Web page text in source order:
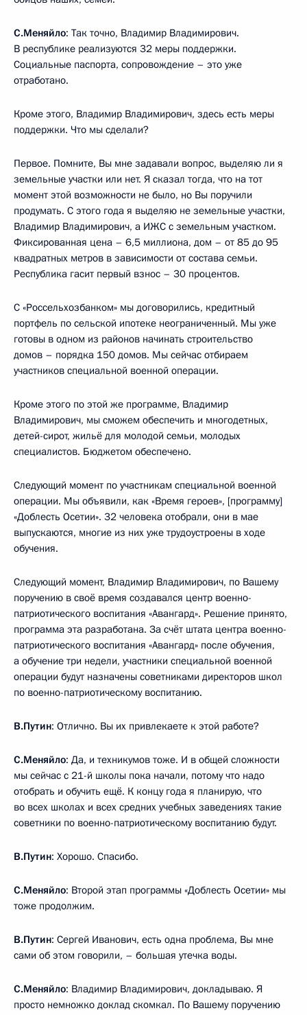
С.Меняйло: Так точно, Владимир Владимирович.
В республике реализуются 32 меры поддержки.
Социальные паспорта, сопровождение – это уже
отработано.
Кроме этого, Владимир Владимирович, здесь есть меры
поддержки. Что мы сделали?
Первое. Помните, Вы мне задавали вопрос, выделяю ли я
земельные участки или нет. Я сказал тогда, что на тот
момент этой возможности не было, но Вы поручили
продумать. С этого года я выделяю не земельные участки,
Владимир Владимирович, а ИЖС с земельным участком.
Фиксированная цена – 6,5 миллиона, дом – от 85 до 95
квадратных метров в зависимости от состава семьи.
Республика гасит первый взнос – 30 процентов.
С «Россельхозбанком» мы договорились, кредитный
портфель по сельской ипотеке неограниченный. Мы уже
готовы в одном из районов начинать строительство
домов – порядка 150 домов. Мы сейчас отбираем
участников специальной военной операции.
Кроме этого по этой же программе, Владимир
Владимирович, мы сможем обеспечить и многодетных,
детей-сирот, жильё для молодой семьи, молодых
специалистов. Бюджетом обеспечено.
Следующий момент по участникам специальной военной
операции. Мы объявили, как «Время героев», [программу]
«Доблесть Осетии». 32 человека отобрали, они в мае
выпускаются, многие из них уже трудоустроены в ходе
обучения.
Следующий момент, Владимир Владимирович, по Вашему
поручению в своё время создавался центр военно-
патриотического воспитания «Авангард». Решение принято,
программа эта разработана. За счёт штата центра военно-
патриотического воспитания «Авангард» после обучения,
а обучение три недели, участники специальной военной
операции будут назначены советниками директоров школ
по военно-патриотическому воспитанию.
В.Путин: Отлично. Вы их привлекаете к этой работе?
С.Меняйло: Да, и техникумов тоже. И в общей сложности
мы сейчас с 21-й школы пока начали, потому что надо
отобрать и обучить ещё. К концу года я планирую, что
во всех школах и всех средних учебных заведениях такие
советники по военно-патриотическому воспитанию будут.
В.Путин: Хорошо. Спасибо.
С.Меняйло: Второй этап программы «Доблесть Осетии» мы
тоже продолжим.
В.Путин: Сергей Иванович, есть одна проблема, Вы мне
сами об этом говорили, – большая утечка воды.
С.Меняйло: Владимир Владимирович, докладываю. Я
просто немножко доклад скомкал. По Вашему поручению